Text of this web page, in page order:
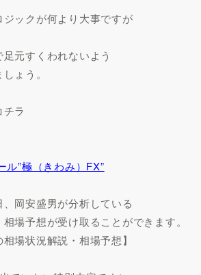
ックが何より大事ですが
元すくわれないよう
ょう。
ラ
ル”極（きわみ）FX”
岡安盛男が分析している
場予想が受け取ることができます。
相場状況解説・相場予想】